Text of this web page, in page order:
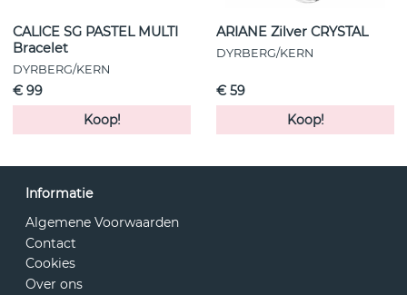
CALICE SG PASTEL MULTI
Bracelet
DYRBERG/KERN
€ 99
Koop!
ARIANE Zilver CRYSTAL
DYRBERG/KERN
€ 59
Koop!
Informatie
Algemene Voorwaarden
Contact
Cookies
Over ons